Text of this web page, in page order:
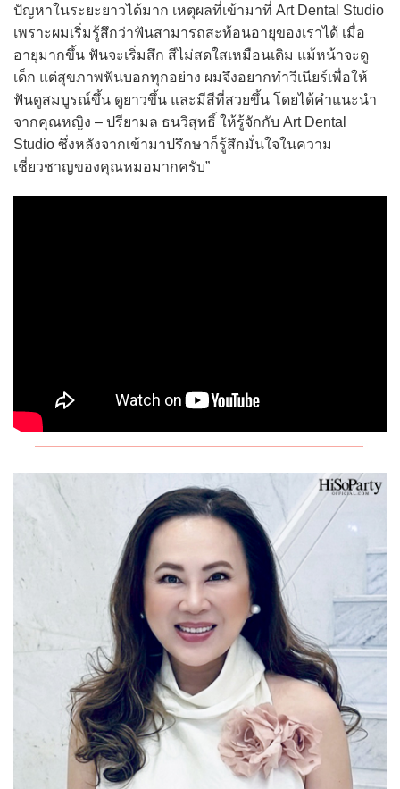
ปัญหาในระยะยาวได้มาก เหตุผลที่เข้ามาที่ Art Dental Studio
เพราะผมเริ่มรู้สึกว่าฟันสามารถสะท้อนอายุของเราได้ เมื่อ
อายุมากขึ้น ฟันจะเริ่มสึก สีไม่สดใสเหมือนเดิม แม้หน้าจะดู
เด็ก แต่สุขภาพฟันบอกทุกอย่าง ผมจึงอยากทำวีเนียร์เพื่อให้
ฟันดูสมบูรณ์ขึ้น ดูยาวขึ้น และมีสีที่สวยขึ้น โดยได้คำแนะนำ
จากคุณหญิง – ปรียามล ธนวิสุทธิ์ ให้รู้จักกับ Art Dental
Studio ซึ่งหลังจากเข้ามาปรึกษาก็รู้สึกมั่นใจในความ
เชี่ยวชาญของคุณหมอมากครับ”